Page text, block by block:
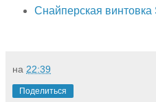
Снайперская винтовка
на 22:39
Поделиться